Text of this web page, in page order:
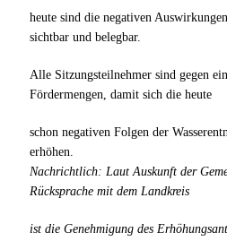
heute sind die negativen
sichtbar und belegbar.
Alle Sitzungsteilnehmer sind gegen
Fördermengen, damit sich die heute
schon negativen Folgen der
erhöhen.
Nachrichtlich: Laut Auskunft der
Rücksprache mit dem Landkreis
ist die Genehmigung des